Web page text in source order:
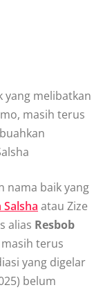
yang melibatkan
masih terus
nama baik yang
Salsha atau Zize
alias Resbob
masih terus
yang digelar
belum